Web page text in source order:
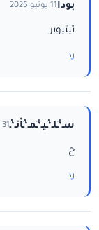
بودا11 يونيو 2026
تيتيوبر
رد
سـ‘ـُلـ‘ـُيـ‘ـُمـ‘ـُاْنـ‘ـُ31 مايو 2026
ح
رد